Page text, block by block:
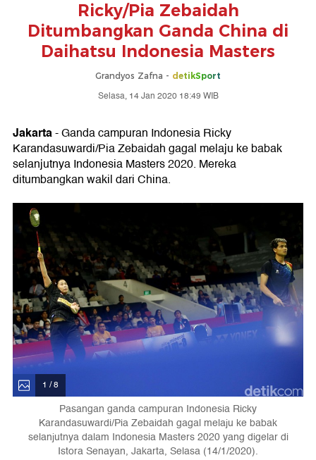
Ricky/Pia Zebaidah
Ditumbangkan Ganda China di
Daihatsu Indonesia Masters
Grandyos Zafna - detikSport
Selasa, 14 Jan 2020 18:49 WIB
Jakarta- Ganda campuran Indonesia Ricky
Karandasuwardi/Pia Zebaidah gagal melaju ke babak
selanjutnya Indonesia Masters 2020. Mereka
ditumbangkan wakil dari China.
1 / 8
Pasangan ganda campuran Indonesia Ricky
Karandasuwardi/Pia Zebaidah gagal melaju ke babak
selanjutnya dalam Indonesia Masters 2020 yang digelar di
Istora Senayan, Jakarta, Selasa (14/1/2020).